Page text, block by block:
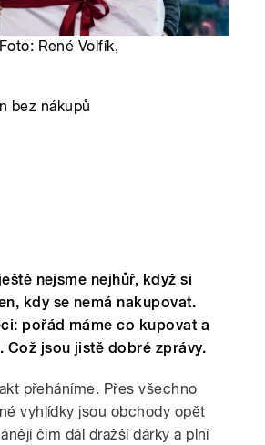
René Volfík,
bez nákupů
nejsme nejhůř, když si
kdy se nemá nakupovat.
pořád máme co kupovat a
Což jsou jistě dobré zprávy.
přeháníme. Přes všechno
vyhlídky jsou obchody opět
čím dál dražší dárky a plní